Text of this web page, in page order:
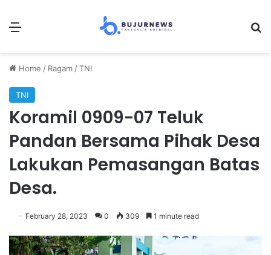
Menu
Home / Ragam /TNI
TNI
Koramil 0909-07 Teluk
Pandan Bersama Pihak Desa
Lakukan Pemasangan Batas
Desa.
February 28, 2023 0 309 1 minute read